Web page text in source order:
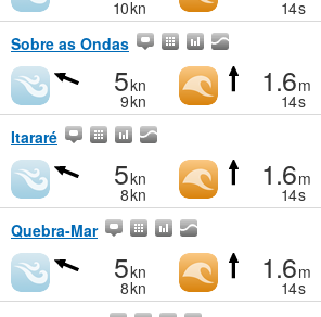
10kn 14s
Sobre as Ondas
5kn
9kn
1.6m
14s
Itararé
5kn
8kn
1.6m
14s
Quebra-Mar
5kn
8kn
1.6m
14s